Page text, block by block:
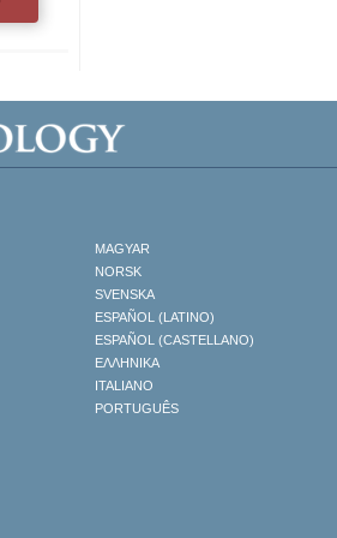
MAGYAR
NORSK
SVENSKA
ESPAÑOL (LATINO)
ESPAÑOL (CASTELLANO)
ΕΛΛΗΝΙΚA
ITALIANO
PORTUGUÊS